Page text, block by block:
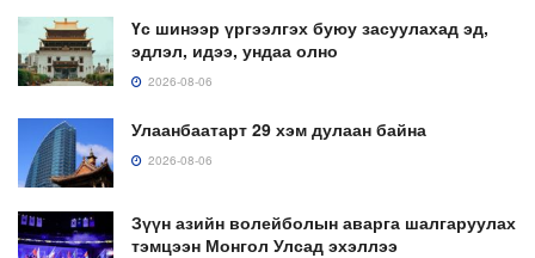
Үс шинээр үргээлгэх буюу засуулахад эд,
эдлэл, идээ, ундаа олно
2026-08-06
Улаанбаатарт 29 хэм дулаан байна
2026-08-06
Зүүн азийн волейболын аварга шалгаруулах
тэмцээн Монгол Улсад эхэллээ